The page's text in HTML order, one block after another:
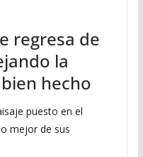
regresa de
la
hecho
puesto en el
mejor de sus